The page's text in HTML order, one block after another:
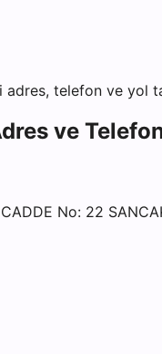
adres, telefon ve yol
ve
No: 22